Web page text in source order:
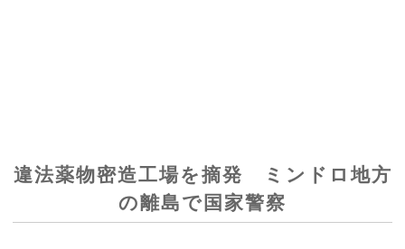
違法薬物密造工場を摘発 ミンドロ地方
の離島で国家警察